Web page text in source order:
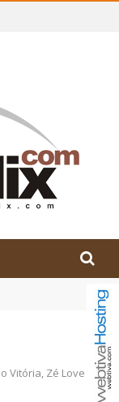
o Brasil no
Vitória, Zé Love